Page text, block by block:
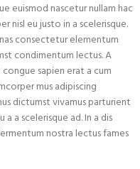
euismod nascetur nullam hac
nisl eu justo in a scelerisque.
consectetur elementum
condimentum lectus. A
sapien erat a cum
mus adipiscing
dictumst vivamus parturient
a scelerisque ad. In a dis
nostra lectus fames